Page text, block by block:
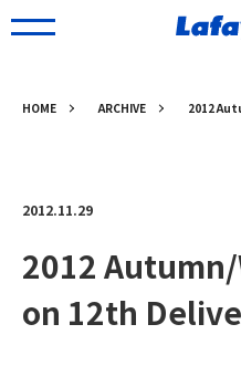
HOME ARCHIVE 2012
2012.11.29
2012
on 12th